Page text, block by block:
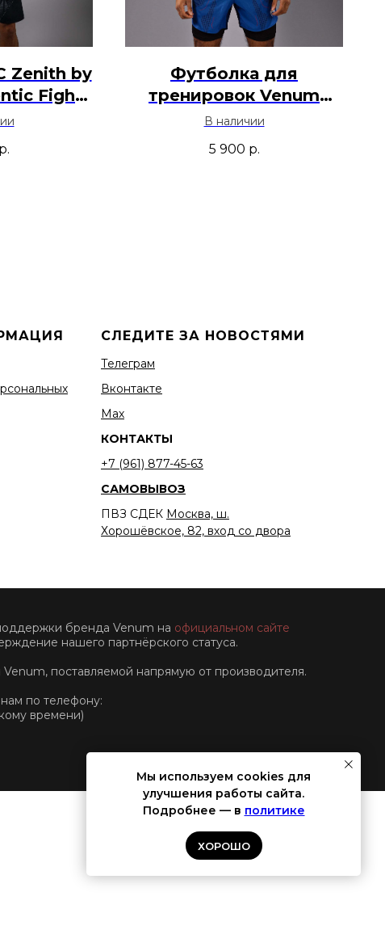
Zenith by
Fight
р.
Футболка для
тренировок Venum
Technical 3.0 - Синий
В наличии
5 900 р.
СЛЕДИТЕ ЗА НОВОСТЯМИ
Телеграм
Вконтакте
Мах
КОНТАКТЫ
+7 (961) 877-45-63
САМОВЫВОЗ
ПВЗ СДЕК Москва, ш.
Хорошёвское, 82, вход со двора
бренда Venum на официальном сайте
нашего партнёрского статуса.
поставляемой напрямую от производителя.
по телефону:
времени)
Мы используем cookies для
улучшения работы сайта.
Подробнее — в политике
ХОРОШО